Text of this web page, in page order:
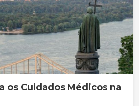
os Cuidados Médicos na